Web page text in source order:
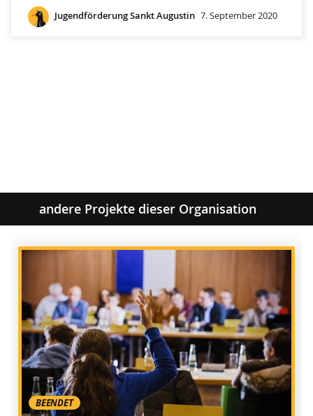
Jugendförderung Sankt Augustin 7. September 2020
andere Projekte dieser Organisation
BEENDET